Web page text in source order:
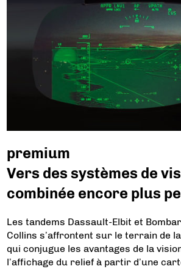
premium
Vers des systèmes de
combinée encore plus
Les tandems Dassault-Elbit et
Collins s’affrontent sur le terrain de la
qui conjugue les avantages de la
l’affichage du relief à partir d’une